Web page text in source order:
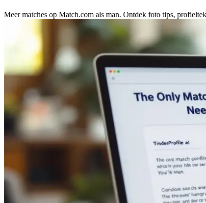
Meer matches op Match.com als man. Ontdek foto tips,